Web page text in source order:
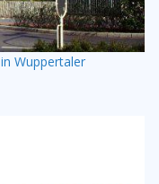
Wuppertaler